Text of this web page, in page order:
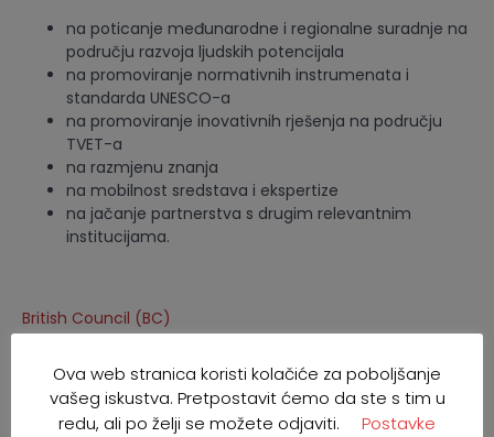
na poticanje međunarodne i regionalne suradnje na
području razvoja ljudskih potencijala
na promoviranje normativnih instrumenata i
standarda UNESCO-a
na promoviranje inovativnih rješenja na području
TVET-a
na razmjenu znanja
na mobilnost sredstava i ekspertize
na jačanje partnerstva s drugim relevantnim
institucijama.
British Council (BC)
Ova web stranica koristi kolačiće za poboljšanje
vašeg iskustva. Pretpostavit ćemo da ste s tim u
redu, ali po želji se možete odjaviti.
Postavke